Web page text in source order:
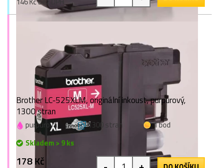
Brother LC-525XLM, originální inkoust, purpurový,
1300 stran
purpurová 1300 stran
1 bod
Skladem > 9 ks
178 Kč